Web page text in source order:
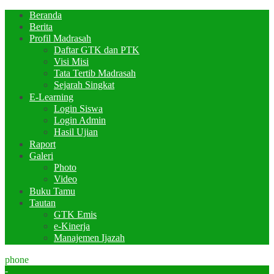
Beranda
Berita
Profil Madrasah
Daftar GTK dan PTK
Visi Misi
Tata Tertib Madrasah
Sejarah Singkat
E-Learning
Login Siswa
Login Admin
Hasil Ujian
Raport
Galeri
Photo
Video
Buku Tamu
Tautan
GTK Emis
e-Kinerja
Manajemen Ijazah
phone
-